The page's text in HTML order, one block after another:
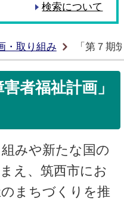
検索について
・取り組み 「第７期
者福祉計画」
みや新たな国の
え、筑西市にお
まちづくりを推